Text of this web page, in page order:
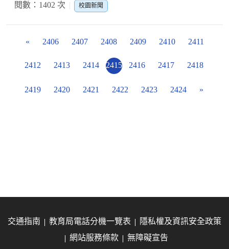
閱數：1402 次
校園新聞
« 2406 2407 2408 2409 2410 2411
2412 2413 2414 2415 2416 2417 2418
2419 2420 2421 2422 2423 2424 »
交通指南 教育局電話分機一覽表
隱私權及資訊安全政策
網站服務條款
無障礙宣告